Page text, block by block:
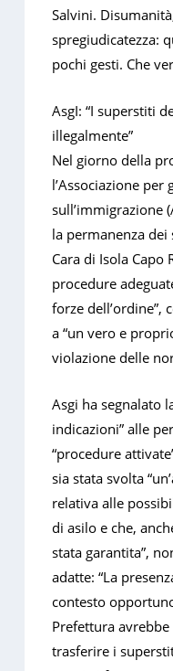
Salvini.
spregiudicatezza:
pochi gesti. Che
AsgI: “I superstiti
illegalmente”
Nel giorno della
l’Associazione
sull’immigrazione
la permanenza
Cara di Isola Capo
procedure
forze dell’ordine”,
a “un vero e
violazione delle
Asgi ha segnalato
indicazioni” alle
“procedure
sia stata svolta
relativa alle
di asilo e che,
stata garantita”,
adatte: “La
contesto
Prefettura
trasferire i